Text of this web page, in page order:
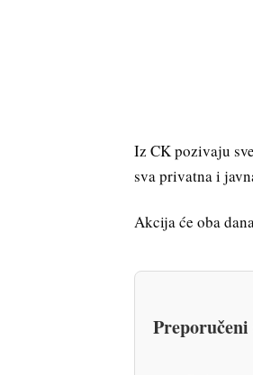
Iz CK pozivaju
sva privatna i
Akcija će oba